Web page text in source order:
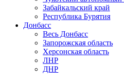
Забайкальский край
Республика Бурятия
Донбасс
Весь Донбасс
Запорожская область
Херсонская область
ЛНР
ДНР